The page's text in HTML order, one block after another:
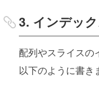
3. インデッ
配列やスライスの
以下のように書き